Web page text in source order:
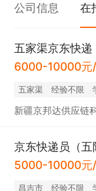
公司信息 在
五家渠京东快递
6000-10000元
五家渠 经验不限
新疆京邦达供应链
京东快递员（五
5000-10000元
昌吉市 经验不限